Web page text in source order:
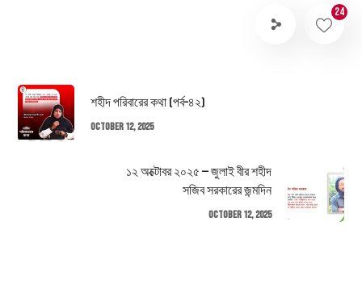
24
শহীদ পরিবারের কথা (পর্ব–৪২)
October 12, 2025
১২ অক্টোবর ২০২৫ — জুলাই বীর শহীদ
সজিব সরকারের জন্মদিন
October 12, 2025